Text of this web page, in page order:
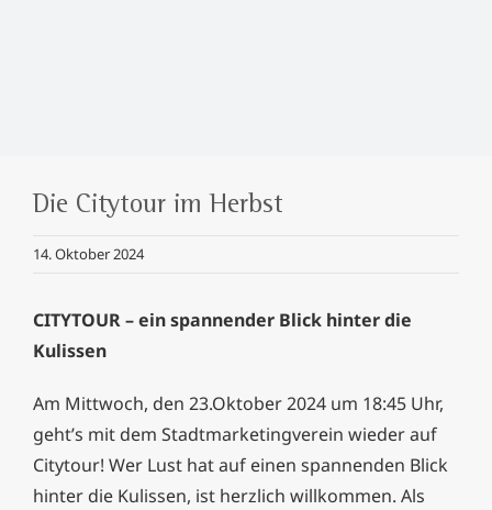
Die Citytour im Herbst
14. Oktober 2024
CITYTOUR – ein spannender Blick hinter die
Kulissen
Am Mittwoch, den 23.Oktober 2024 um 18:45 Uhr,
geht’s mit dem Stadtmarketingverein wieder auf
Citytour! Wer Lust hat auf einen spannenden Blick
hinter die Kulissen, ist herzlich willkommen. Als